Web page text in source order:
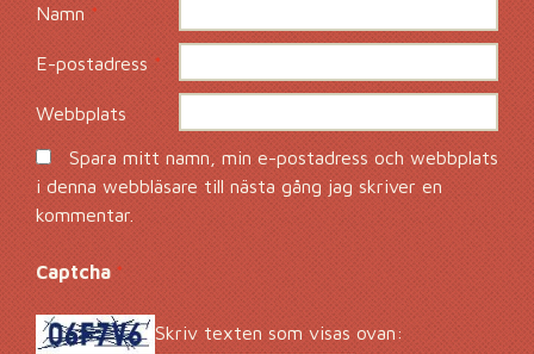
Namn*
E-postadress*
Webbplats
Spara mitt namn, min e-postadress och webbplats
i denna webbläsare till nästa gång jag skriver en
kommentar.
Captcha*
Skriv texten som visas ovan: